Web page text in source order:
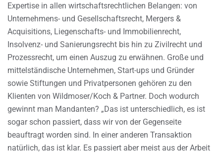
Expertise in allen wirtschaftsrechtlichen Belangen: von
Unternehmens- und Gesellschaftsrecht, Mergers &
Acquisitions, Liegenschafts- und Immobilienrecht,
Insolvenz- und Sanierungsrecht bis hin zu Zivilrecht und
Prozessrecht, um einen Auszug zu erwähnen. Große und
mittelständische Unternehmen, Start-ups und Gründer
sowie Stiftungen und Privatpersonen gehören zu den
Klienten von Wildmoser/Koch & Partner. Doch wodurch
gewinnt man Mandanten? „Das ist unterschiedlich, es ist
sogar schon passiert, dass wir von der Gegenseite
beauftragt worden sind. In einer anderen Transaktion
natürlich, das ist klar. Es passiert aber meist aus der Arbeit